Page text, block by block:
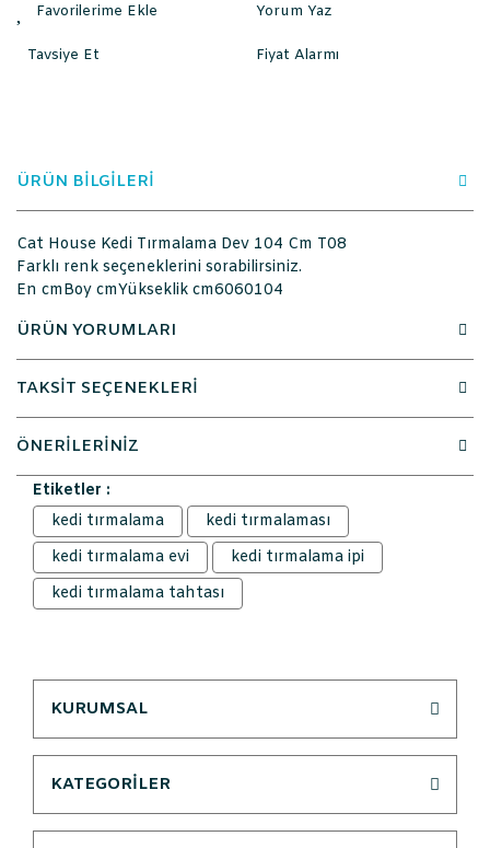
Yorum Yaz
Tavsiye Et Fiyat Alarmı
ÜRÜN BİLGİLERİ
Cat House Kedi Tırmalama Dev 104 Cm T08
Farklı renk seçeneklerini sorabilirsiniz.
En cmBoy cmYükseklik cm6060104
ÜRÜN YORUMLARI
TAKSİT SEÇENEKLERİ
ÖNERİLERİNİZ
Etiketler :
kedi tırmalama
kedi tırmalaması
kedi tırmalama evi
kedi tırmalama ipi
kedi tırmalama tahtası
KURUMSAL
KATEGORİLER